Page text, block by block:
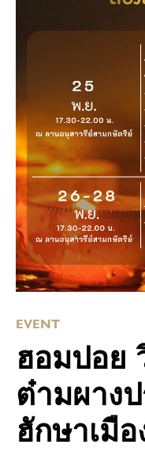
EVENT
ฮอมปอย
ต๋ามผาง
ฮักษาเมือ